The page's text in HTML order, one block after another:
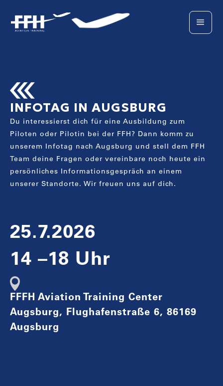
INFOTAG IN AUGSBURG
Du interessierst dich für eine Ausbildung zum
Piloten oder Pilotin bei der FFH? Dann komm zu
unserem Infotag nach Augsburg und stell dem FFH
Team deine Fragen oder vereinbare noch heute ein
persönliches Informationsgespräch an einem
unserer Standorte. Wir freuen uns auf dich.
25.7.2026
14 –18 Uhr
FFFH Aviation Training Center
Augsburg, Flughafenstraße 6, 86169
Augsburg